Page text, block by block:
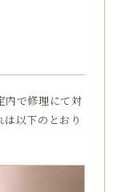
内で修理にて対
以下のとおり